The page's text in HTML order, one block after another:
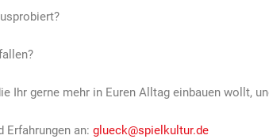
Ihr gerne mehr in Euren Alltag einbauen wollt,
Erfahrungen an:glueck@spielkultur.de